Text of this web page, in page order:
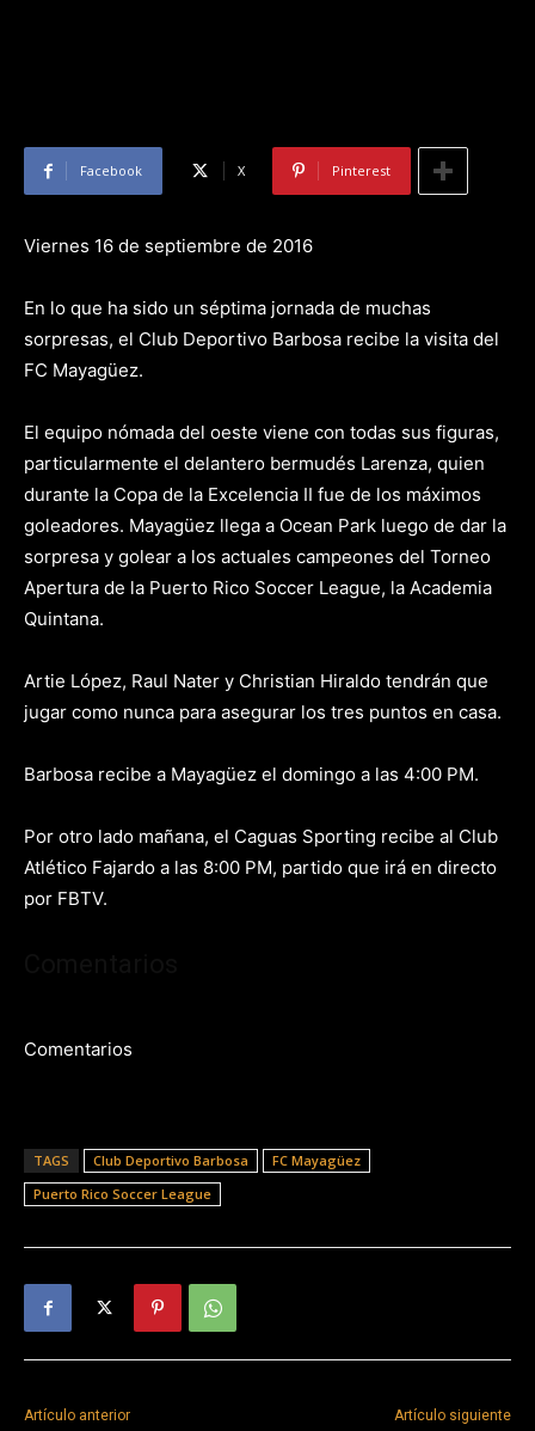
Facebook X Pinterest
Viernes 16 de septiembre de 2016
En lo que ha sido un séptima jornada de muchas
sorpresas, el Club Deportivo Barbosa recibe la visita del
FC Mayagüez.
El equipo nómada del oeste viene con todas sus figuras,
particularmente el delantero bermudés Larenza, quien
durante la Copa de la Excelencia II fue de los máximos
goleadores. Mayagüez llega a Ocean Park luego de dar la
sorpresa y golear a los actuales campeones del Torneo
Apertura de la Puerto Rico Soccer League, la Academia
Quintana.
Artie López, Raul Nater y Christian Hiraldo tendrán que
jugar como nunca para asegurar los tres puntos en casa.
Barbosa recibe a Mayagüez el domingo a las 4:00 PM.
Por otro lado mañana, el Caguas Sporting recibe al Club
Atlético Fajardo a las 8:00 PM, partido que irá en directo
por FBTV.
Comentarios
TAGS Club Deportivo Barbosa
FC Mayagüez
Puerto Rico Soccer League
Artículo anterior Artículo siguiente